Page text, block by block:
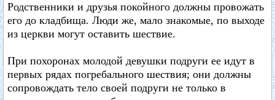
Родственники и друзья покойного должны провожать
его до кладбища. Люди же, мало знакомые, по выходе
из церкви могут оставить шествие.
При похоронах молодой девушки подруги ее идут в
первых рядах погребального шествия; они должны
сопровождать тело своей подруги не только в